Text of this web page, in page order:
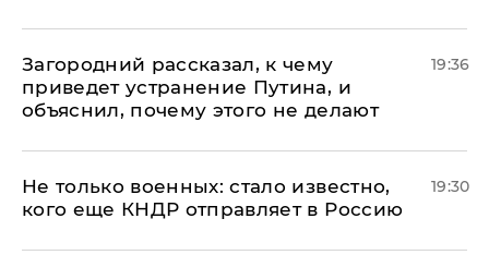
Загородний рассказал, к чему
приведет устранение Путина, и
объяснил, почему этого не делают
19:36
Не только военных: стало известно,
кого еще КНДР отправляет в Россию
19:30